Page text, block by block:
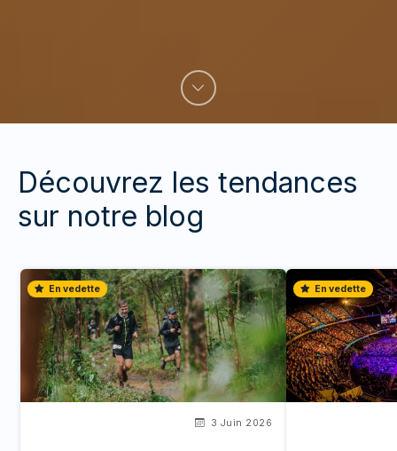
Découvrez les tendances
sur notre blog
En vedette
3 Juin 2026
En vedette